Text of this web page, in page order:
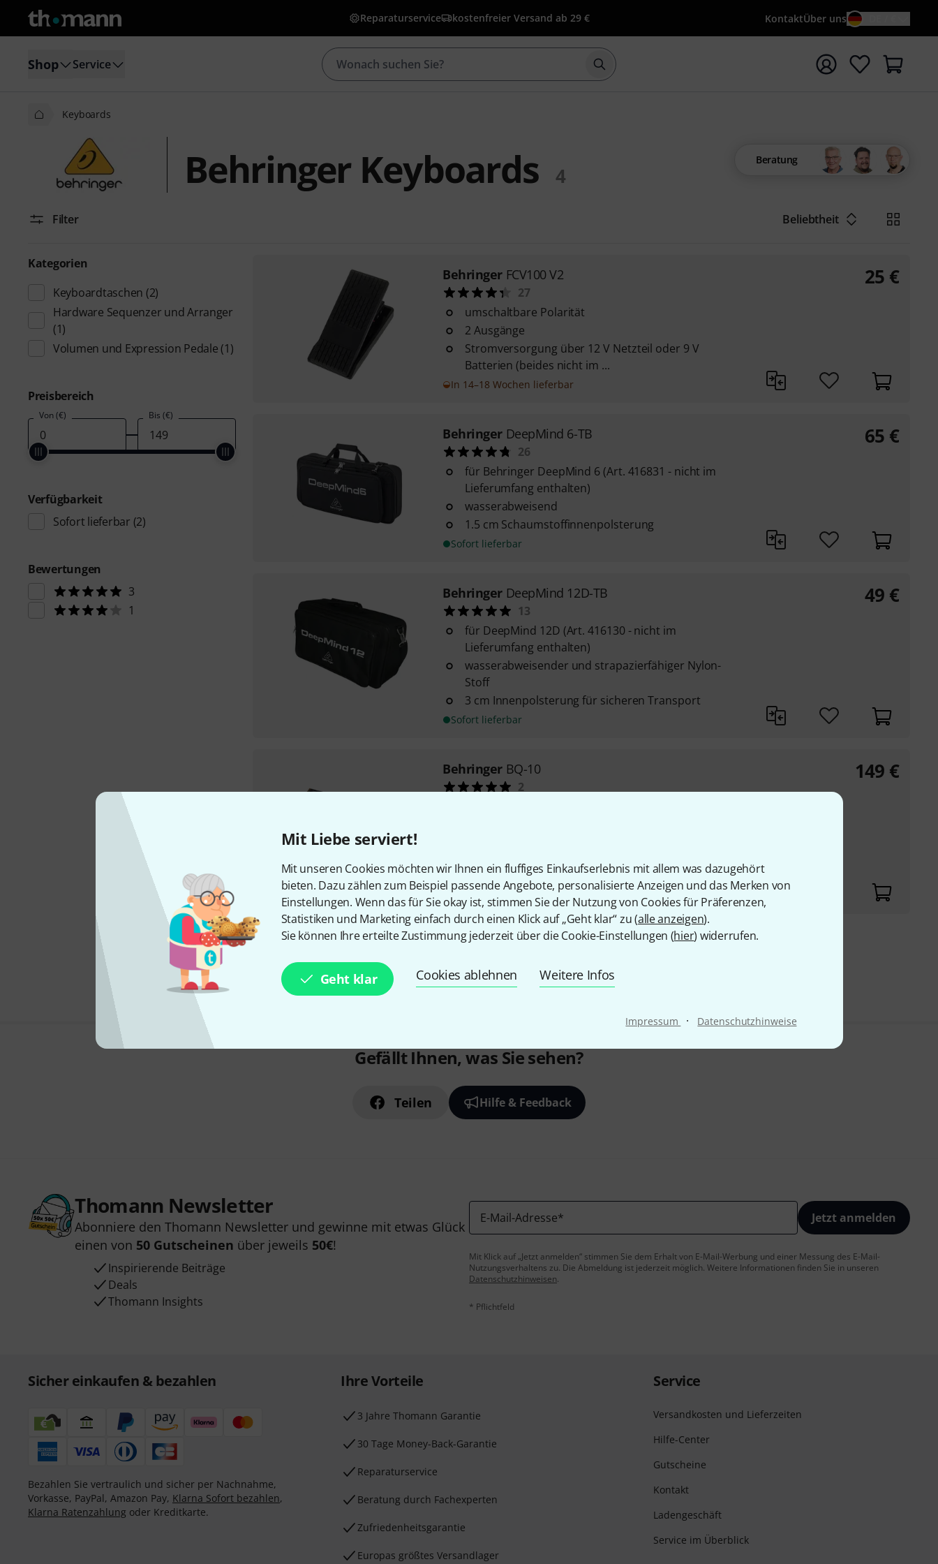
Mit Liebe serviert!
Mit unseren Cookies möchten wir Ihnen ein fluffiges Einkaufserlebnis mit allem was dazugehört
bieten. Dazu zählen zum Beispiel passende Angebote, personalisierte Anzeigen und das Merken von
Einstellungen. Wenn das für Sie okay ist, stimmen Sie der Nutzung von Cookies für Präferenzen,
Statistiken und Marketing einfach durch einen Klick auf „Geht klar“ zu (alle anzeigen).
Sie können Ihre erteilte Zustimmung jederzeit über die Cookie-Einstellungen (hier) widerrufen.
Geht klar Cookies ablehnen Weitere Infos
Impressum · Datenschutzhinweise
Reparaturservice kostenfreier Versand ab 29 € KontaktÜber uns
Shop Service Suche mit Suchwort {searchTerm} starten
Keyboards
Behringer Keyboards 4
Beratung
Filter Beliebtheit
Kategorien
Keyboardtaschen (2)
Hardware Sequenzer und Arranger
(1)
Volumen und Expression Pedale (1)
Preisbereich
Von (€) Bis (€)
Verfügbarkeit
Sofort lieferbar (2)
Bewertungen
3
1
Behringer FCV100 V2
27
umschaltbare Polarität
2 Ausgänge
Stromversorgung über 12 V Netzteil oder 9 V
Batterien (beides nicht im ...
In 14–18 Wochen lieferbar
25 €
Behringer DeepMind 6-TB
26
für Behringer DeepMind 6 (Art. 416831 - nicht im
Lieferumfang enthalten)
wasserabweisend
1.5 cm Schaumstoffinnenpolsterung
Sofort lieferbar
65 €
Behringer DeepMind 12D-TB
13
für DeepMind 12D (Art. 416130 - nicht im
Lieferumfang enthalten)
wasserabweisender und strapazierfähiger Nylon-
Stoff
3 cm Innenpolsterung für sicheren Transport
Sofort lieferbar
49 €
Behringer BQ-10
2
Level (5 V / 10 V)
Lieferbar in mehreren Monaten
149 €
Gefällt Ihnen, was Sie sehen?
Teilen Hilfe & Feedback
Thomann Newsletter
Abonniere den Thomann Newsletter und gewinne mit etwas Glück
einen von 50 Gutscheinen über jeweils 50€!
Inspirierende Beiträge
Deals
Thomann Insights
E-Mail-Adresse* Jetzt anmelden
Mit Klick auf „Jetzt anmelden“ stimmen Sie dem Erhalt von E-Mail-Werbung und einer Messung des E-Mail-
Nutzungsverhaltens zu. Die Abmeldung ist jederzeit möglich. Weitere Informationen finden Sie in unseren
Datenschutzhinweisen.
* Pflichtfeld
Sicher einkaufen & bezahlen
Bezahlen Sie vertraulich und sicher per Nachnahme,
Vorkasse, PayPal, Amazon Pay, Klarna Sofort bezahlen,
Klarna Ratenzahlung oder Kreditkarte.
Ihre Vorteile
3 Jahre Thomann Garantie
30 Tage Money-Back-Garantie
Reparaturservice
Beratung durch Fachexperten
Zufriedenheitsgarantie
Europas größtes Versandlager
Service
Versandkosten und Lieferzeiten
Hilfe-Center
Gutscheine
Kontakt
Ladengeschäft
Service im Überblick